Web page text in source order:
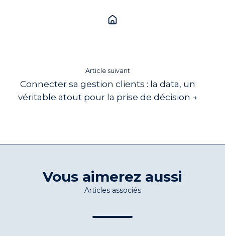
Article suivant
Connecter sa gestion clients : la data, un
véritable atout pour la prise de décision →
Vous aimerez aussi
Articles associés